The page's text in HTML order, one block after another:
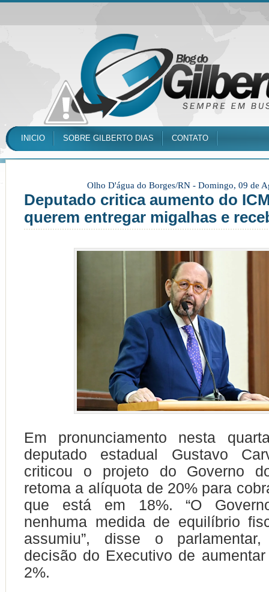
INICIO SOBRE GILBERTO DIAS CONTATO
Olho D'água do Borges/RN - Domingo, 09 de
Deputado critica aumento do
querem entregar migalhas e
Em pronunciamento nesta
deputado estadual Gustavo
criticou o projeto do Governo
retoma a alíquota de 20% para
que está em 18%. “O
nenhuma medida de equilíbrio
assumiu”, disse o
decisão do Executivo de
2%.